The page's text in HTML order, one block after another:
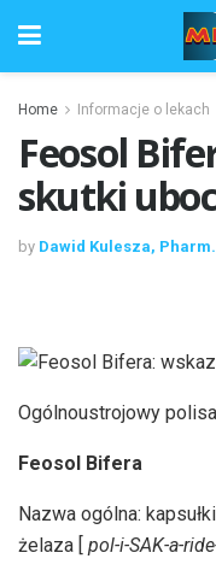
Home Informacje o lekach
Feosol
skutki
by Dawid Kulesza,
Ogólnoustrojowy
Feosol Bifera
Nazwa ogólna:
żelaza [ pol-i-SAK-a-